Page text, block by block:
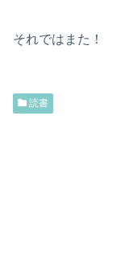
それではまた！
読書